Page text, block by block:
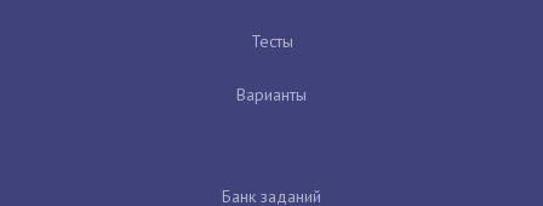
Тесты
Варианты
Банк заданий